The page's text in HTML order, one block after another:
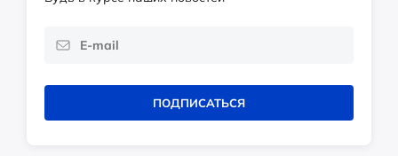
ПОДПИСАТЬСЯ